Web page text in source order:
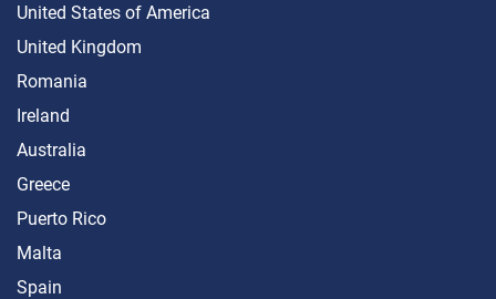
United States of America
United Kingdom
Romania
Ireland
Australia
Greece
Puerto Rico
Malta
Spain